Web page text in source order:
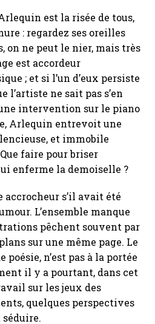
est la risée de tous,
: regardez ses oreilles
on ne peut le nier, mais très
est accordeur
; et si l’un d’eux persiste
l’artiste ne sait pas s’en
intervention sur le piano
Arlequin entrevoit une
et immobile
faire pour briser
enferme la demoiselle ?
accrocheur s’il avait été
L’ensemble manque
pêchent souvent par
sur une même page. Le
poésie, n’est pas à la portée
il y a pourtant, dans cet
sur les jeux des
quelques perspectives